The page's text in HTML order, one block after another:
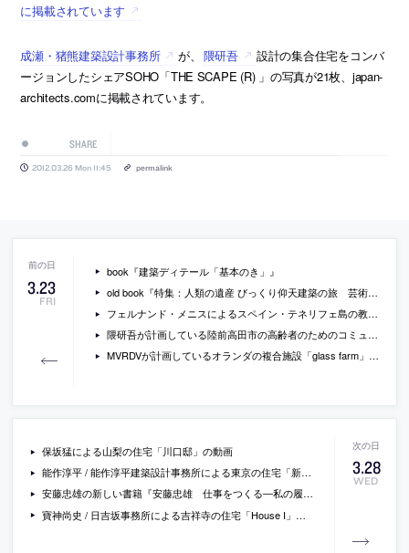
に掲載されています
成瀬・猪熊建築設計事務所 が、 隈研吾
設計の集合住宅をコンバ
ージョンしたシェアSOHO「THE SCAPE (R) 」の写真が21枚、japan-
architects.comに掲載されています。
SHARE
2012.03.26 Mon 11:45 permalink
3.23
FRI
book『建築ディテール「基本のき」』
old book『特集：人類の遺産 びっくり仰天建築の旅 芸術新潮1994年1月号』
フェルナンド・メニスによるスペイン・テネリフェ島の教会「Church in La Laguna」の写真
隈研吾が計画している陸前高田市の高齢者のためのコミュニティセンターの画像
MVRDVが計画しているオランダの複合施設「glass farm」の画像
3.28
WED
保坂猛による山梨の住宅「川口邸」の動画
能作淳平 / 能作淳平建築設計事務所による東京の住宅「新宿の小さな家」
安藤忠雄の新しい書籍『安藤忠雄 仕事をつくる―私の履歴書』
寶神尚史 / 日吉坂事務所による吉祥寺の住宅「House I」の写真